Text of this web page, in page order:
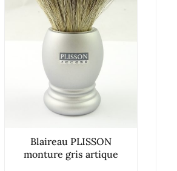
Blaireau PLISSON
monture gris artique